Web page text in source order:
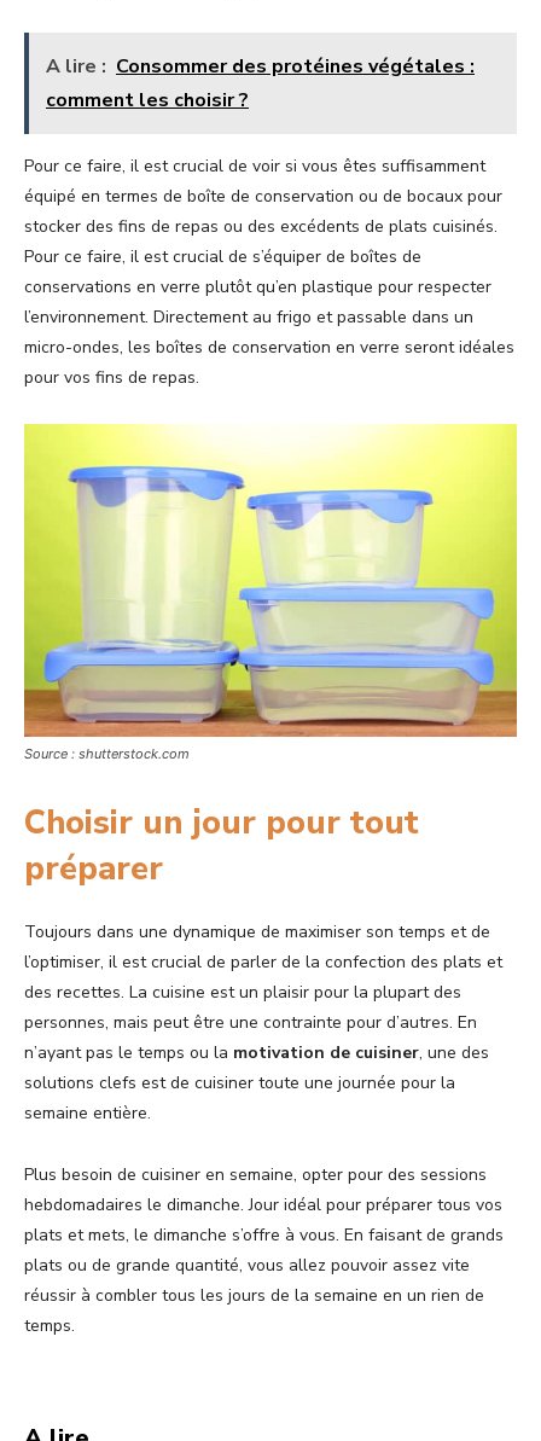
A lire : Consommer des protéines végétales :
comment les choisir ?
Pour ce faire, il est crucial de voir si vous êtes suffisamment
équipé en termes de boîte de conservation ou de bocaux pour
stocker des fins de repas ou des excédents de plats cuisinés.
Pour ce faire, il est crucial de s’équiper de boîtes de
conservations en verre plutôt qu’en plastique pour respecter
l’environnement. Directement au frigo et passable dans un
micro-ondes, les boîtes de conservation en verre seront idéales
pour vos fins de repas.
Source : shutterstock.com
Choisir un jour pour tout
préparer
Toujours dans une dynamique de maximiser son temps et de
l’optimiser, il est crucial de parler de la confection des plats et
des recettes. La cuisine est un plaisir pour la plupart des
personnes, mais peut être une contrainte pour d’autres. En
n’ayant pas le temps ou la motivation de cuisiner, une des
solutions clefs est de cuisiner toute une journée pour la
semaine entière.
Plus besoin de cuisiner en semaine, opter pour des sessions
hebdomadaires le dimanche. Jour idéal pour préparer tous vos
plats et mets, le dimanche s’offre à vous. En faisant de grands
plats ou de grande quantité, vous allez pouvoir assez vite
réussir à combler tous les jours de la semaine en un rien de
temps.